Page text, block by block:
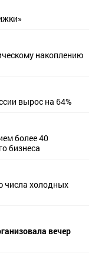
накоплению
вырос на 64%
более 40
бизнеса
числа холодных
вечер